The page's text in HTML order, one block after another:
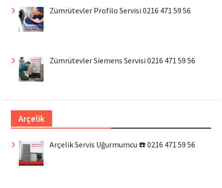
Zümrütevler Profilo Servisi 0216 471 59 56
Zümrütevler Siemens Servisi 0216 471 59 56
Arçelik
Arçelik Servis Uğurmumcu ☎️ 0216 471 59 56